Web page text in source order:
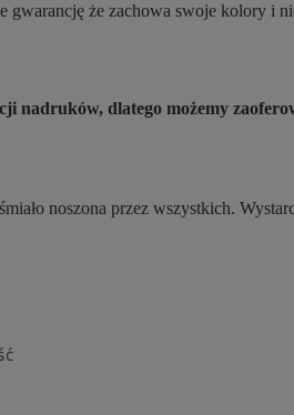
gwarancję że zachowa swoje kolory
nadruków, dlatego możemy
noszona przez wszystkich.